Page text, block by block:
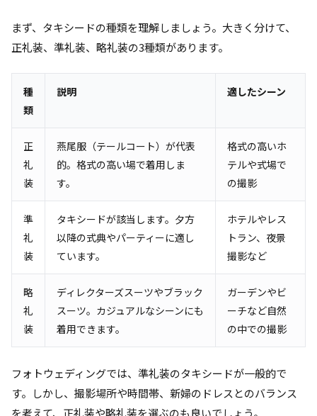
まず、タキシードの種類を理解しましょう。大きく分けて、
正礼装、準礼装、略礼装の3種類があります。
種
類
説明 適したシーン
正
礼
装
燕尾服（テールコート）が代表
的。格式の高い場で着用しま
す。
格式の高いホ
テルや式場で
の撮影
準
礼
装
タキシードが該当します。夕方
以降の式典やパーティーに適し
ています。
ホテルやレス
トラン、夜景
撮影など
略
礼
装
ディレクターズスーツやブラック
スーツ。カジュアルなシーンにも
着用できます。
ガーデンやビ
ーチなど自然
の中での撮影
フォトウェディングでは、準礼装のタキシードが一般的で
す。しかし、撮影場所や時間帯、新婦のドレスとのバランス
を考えて、正礼装や略礼装を選ぶのも良いでしょう。